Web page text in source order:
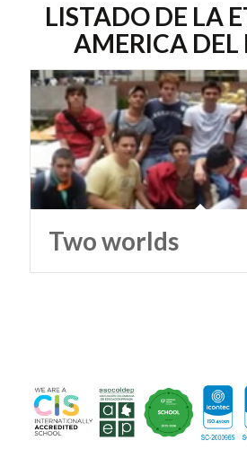
LISTADO DE LA
AMERICA DEL
Two worlds